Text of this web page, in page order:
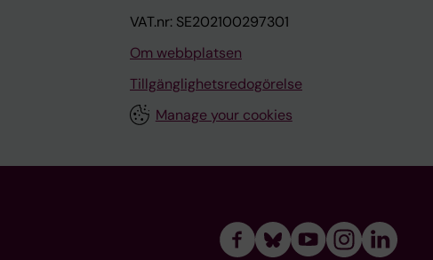
VAT.nr: SE202100297301
Om webbplatsen
Tillgänglighetsredogörelse
Manage your cookies